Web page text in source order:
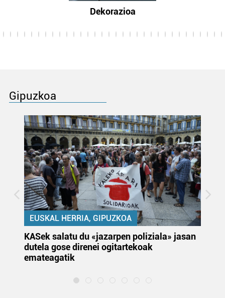
Dekorazioa
Gipuzkoa
EUSKAL HERRIA, GIPUZKOA
KASek salatu du «jazarpen poliziala» jasan
dutela gose direnei ogitartekoak
emateagatik